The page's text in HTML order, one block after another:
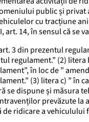
public și
cu tracțiune
14, în sensul că se
3 din prezentul
regulament.” (2) litera
în loc de ”
(3) litera c) ” în
se dispune și măsura
prevăzute la
ridicare a vehiculului